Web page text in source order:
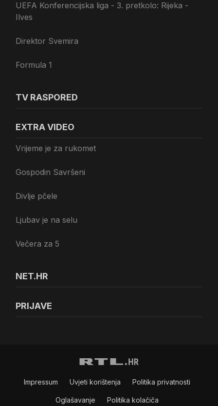
UEFA Konferencijska liga - 3. pretkolo: Rijeka -
Ilves
Direktor Svemira
Formula 1
TV RASPORED
EXTRA VIDEO
Vrijeme je za rukomet
Gospodin Savršeni
Divlje pčele
Ljubav je na selu
Večera za 5
NET.HR
PRIJAVE
Impressum Uvjeti korištenja Politika privatnosti
Oglašavanje Politika kolačiča